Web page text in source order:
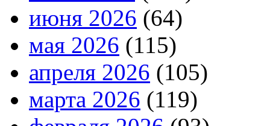
июня 2026 (64)
мая 2026 (115)
апреля 2026 (105)
марта 2026 (119)